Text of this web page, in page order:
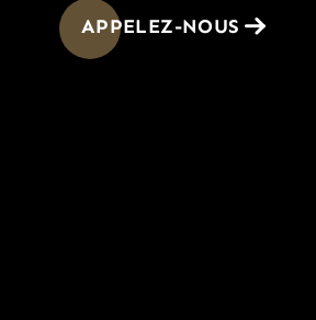
APPELEZ-NOUS